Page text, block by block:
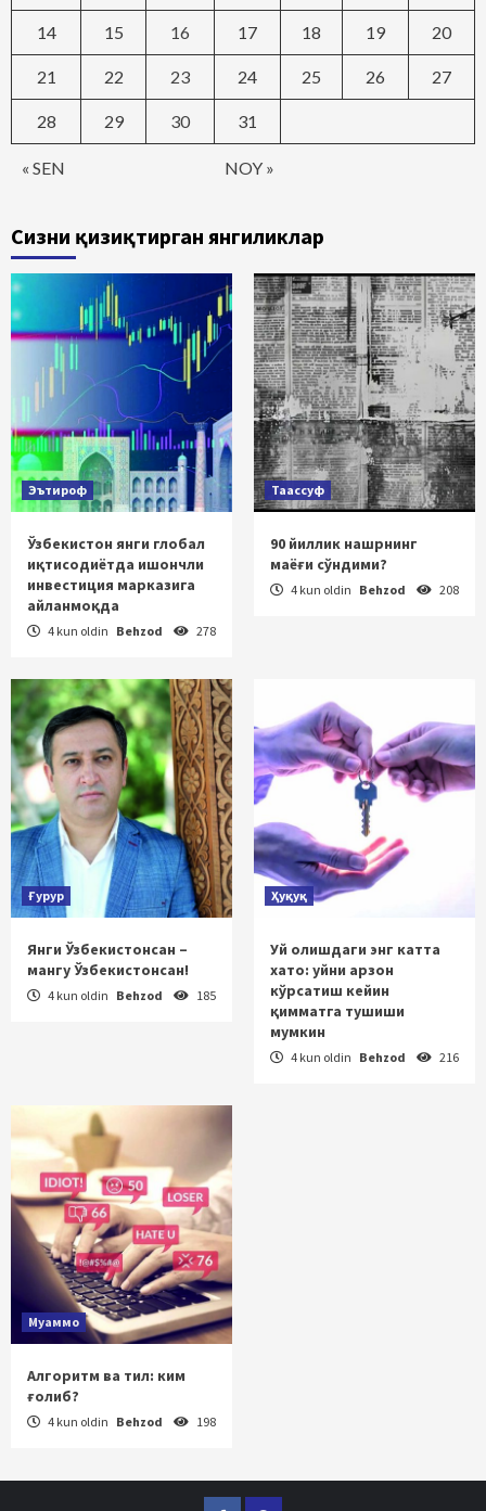
« SEN NOY »
14 15 16 17 18 19 20
21 22 23 24 25 26 27
28 29 30 31
Сизни қизиқтирган янгиликлар
Эътироф
Ўзбекистон янги глобал
иқтисодиётда ишончли
инвестиция марказига
айланмоқда
4 kun oldin Behzod 278
Таассуф
90 йиллик нашрнинг
маёғи сўндими?
4 kun oldin Behzod 208
Ғурур
Янги Ўзбекистонсан –
мангу Ўзбекистонсан!
4 kun oldin Behzod 185
Ҳуқуқ
Уй олишдаги энг катта
хато: уйни арзон
кўрсатиш кейин
қимматга тушиши
мумкин
4 kun oldin Behzod 216
Муаммо
Алгоритм ва тил: ким
ғолиб?
4 kun oldin Behzod 198